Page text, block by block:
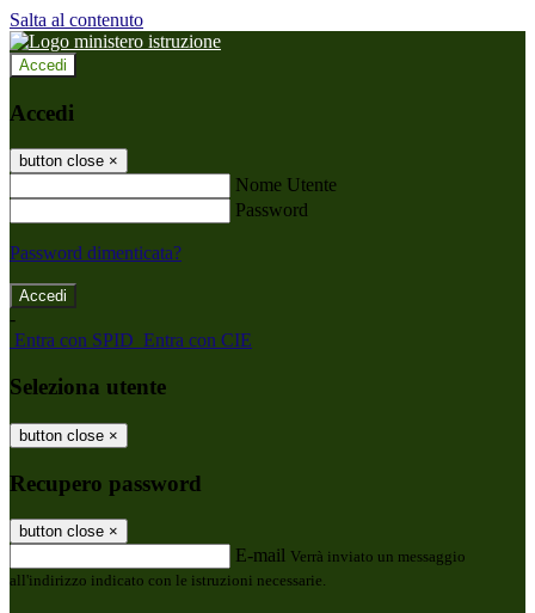
Salta al contenuto
Accedi
Accedi
button close ×
Nome Utente
Password
Password dimenticata?
-
Entra con SPID Entra con CIE
Seleziona utente
button close ×
Recupero password
button close ×
E-mail Verrà inviato un messaggio
all'indirizzo indicato con le istruzioni necessarie.